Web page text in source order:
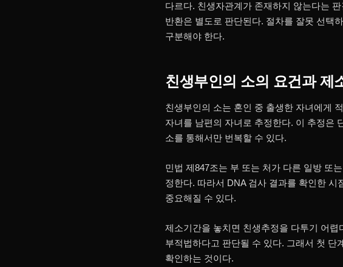
다르다. 친생자관계가 존재하지 않는다는
반환은 별도로 판단된다. 절차를 잘못 선택
구분해야 한다.
친생부인의 소의 요건과 제
친생부인의 소는 혼인 중 출생한 자녀에게
자녀를 남편의 자녀로 추정한다. 이 추정은
소를 통해서만 번복할 수 있다.
민법 제847조는 부 또는 처가 다른 일방 또
정한다. 따라서 DNA 검사 결과를 확인한
중요해질 수 있다.
제소기간을 놓치면 친생추정을 다투기 어
부적법하다고 판단될 수 있다. 그래서 첫 단
확인하는 것이다.